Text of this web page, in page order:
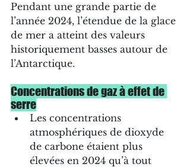
Pendant une grande partie de
l’année 2024, l’étendue de la glace
de mer a atteint des valeurs
historiquement basses autour de
l’Antarctique.
Concentrations de gaz à effet de
serre
Les concentrations
atmosphériques de dioxyde
de carbone étaient plus
élevées en 2024 qu’à tout